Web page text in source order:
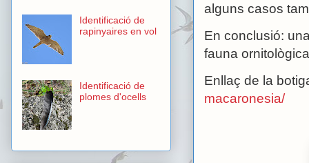
alguns casos
En conclusió:
fauna
Enllaç de la
macaronesia/
Identificació de
rapinyaires en vol
Identificació de
plomes d'ocells